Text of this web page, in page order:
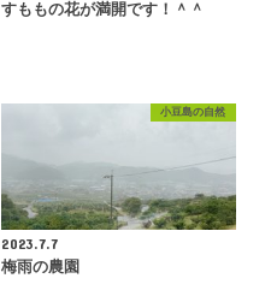
すももの花が満開です！＾＾
小豆島の自然
2023.7.7
梅雨の農園